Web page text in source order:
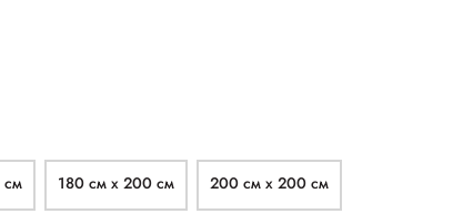
см 180 см х 200 см 200 см х 200 см